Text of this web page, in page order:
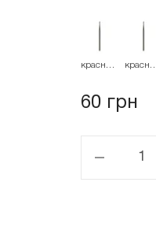
красная
красная
60 грн